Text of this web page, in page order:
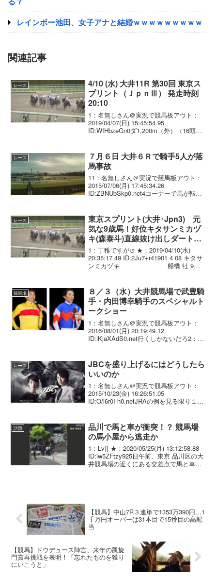
レインボー池田、女子アナと結婚ｗｗｗｗｗｗｗｗｗ
関連記事
レース
4/10 (水) 大井11R 第30回 東京ス
プリント（ＪｐｎⅢ） 発走時刻
20:10
1：名無しさん＠実況で競馬板アウト：
2019/04/07(日) 15:45:54.95
ID:WIHbzeGn0ダ1,200m（外）（16頭）
ラス 牡5...
レース
７月６日 大井６Ｒで騎手5人が落
馬事故
11：名無しさん＠実況で競馬板アウト：
2015/07/06(月) 17:45:34.26
ID:ZBNUbSkp0.net4コーナーで馬が転倒
アウト：2015/...
レース
東京スプリント(大井･Jpn3) 元
気な9歳馬！好位キタサンミカヅ
キ(森泰斗)直線抜け出しダートG3
勝目 菜七子コパノキッキング2
着
1：丁稚ですがφ ★：2019/04/10(水)
20:35:17.49 ID:2Ju7+r41901 4 08 キタサ
ンミカヅキ 船橋 牡 9
競馬場
８／３（水）大井競馬場で武豊騎
手・内田博幸騎手のスペシャルト
ークショー
1：名無しさん＠実況で競馬板アウト：
2016/08/01(月) 20:19:49.12
ID:iKjaXAdS0.net行くしかないだろ2：名
レース
JBCを盛り上げるにはどうしたら
いいのか
1：名無しさん＠実況で競馬板アウト：
2015/10/23(金) 16:26:51.05
ID:O/i6r0Fh0.netJRAの例を見る限り１日
しさん＠実況で競馬板ア...
話題
品川で馬と車が衝突！？ 競馬場
の馬小屋から逃走か
1：Lv][ ★：2020/05/25(月) 13:12:58.88
ID:iw5ZFtzy925日午前、東京 品川区の大
井競馬場の近くにある交差点で馬と車が
【競馬】中山7R３連単で1353万390円…1
千万円オーバーは31本目で15番目の高配
当
【競馬】ドウデュース陣営、来年の凱旋
門賞再挑戦を表明！「忘れたものを獲り
にいこうと」